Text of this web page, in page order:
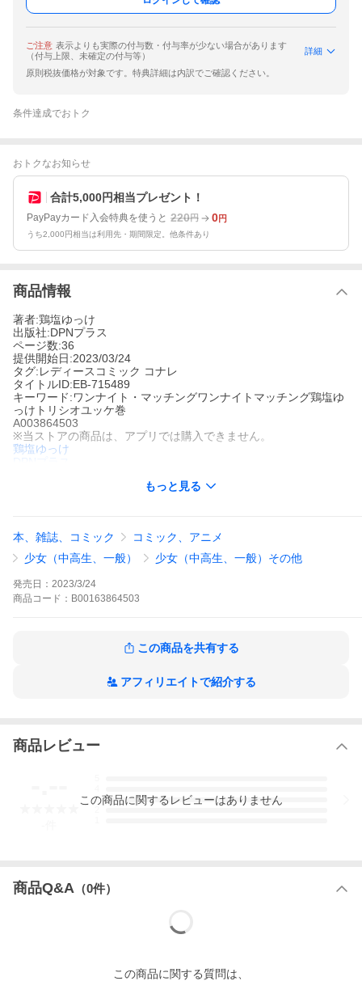
ご注意 表示よりも実際の付与数・付与率が少ない場合があります
（付与上限、未確定の付与等）
詳細
原則税抜価格が対象です。特典詳細は内訳でご確認ください。
条件達成でおトク
おトクなお知らせ
合計5,000円相当プレゼント！
PayPayカード入会特典を使うと 220円 0円
うち2,000円相当は利用先・期間限定。他条件あり
商品情報
著者:鶏塩ゆっけ
出版社:DPNプラス
ページ数:36
提供開始日:2023/03/24
タグ:レディースコミック コナレ
タイトルID:EB-715489
キーワード:ワンナイト・マッチングワンナイトマッチング鶏塩ゆ
っけトリシオユッケ巻
A003864503
※当ストアの商品は、アプリでは購入できません。
鶏塩ゆっけ
仕事も順調で充実した生活を送っている漫画編集者の「奏」だ
そこに現れたのは、あの「凌也」だった…。新章「ドM男子大学
生×アラサー漫画編集者の場合」スタート!!
ワンナイト・マッチングの作品をもっと見る
もっと見る
本、雑誌、コミック
コミック、アニメ
少女（中高生、一般）
少女（中高生、一般）その他
発売日： 2023/3/24
商品 コード： B00163864503
この商品を共有する
アフィリエイトで紹介する
商品レビュー
3
この商品に関するレビューはありません
商品Q&A （0件）
この商品に関する質問は、